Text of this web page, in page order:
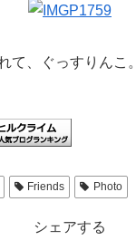
て、ぐっすりんこ。
Friends Photo
シェアする